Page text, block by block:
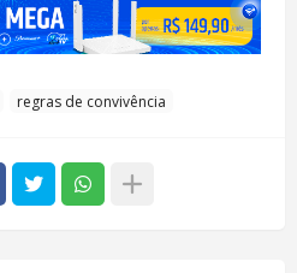
regras de convivência